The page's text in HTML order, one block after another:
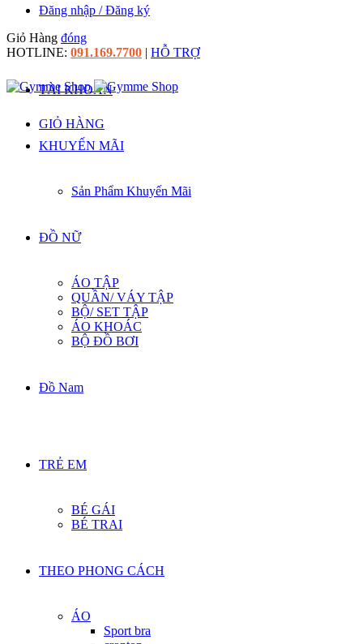
Đăng nhập / Đăng ký
Giỏ Hàng đóng
HOTLINE: 091.169.7700 | HỖ TRỢ
TÀI KHOẢN
GIỎ HÀNG
KHUYẾN MÃI
Sản Phẩm Khuyến Mãi
ĐỒ NỮ
ÁO TẬP
QUẦN/ VÁY TẬP
BỘ/ SET TẬP
ÁO KHOÁC
BỘ ĐỒ BƠI
Đồ Nam
TRẺ EM
BÉ GÁI
BÉ TRAI
THEO PHONG CÁCH
ÁO
Sport bra